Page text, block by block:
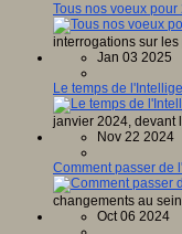
Tous nos voeux pour
interrogations sur
Jan 03 2025
Le temps de
janvier 2024, devant
Nov 22 2024
Comment passer de
changements au
Oct 06 2024